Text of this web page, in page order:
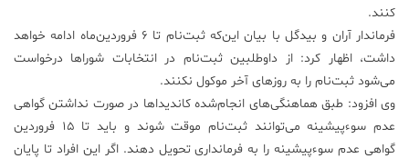
کنند.
فرماندار آران و بیدگل با بیان این‌که ثبت‌نام تا ۶ فروردین‌ماه ادامه خواهد
داشت، اظهار کرد: از داوطلبین ثبت‌نام در انتخابات شوراها درخواست
می‌شود ثبت‌نام را به روزهای آخر موکول نکنند.
وی افزود: طبق هماهنگی‌های انجام‌شده کاندیداها در صورت نداشتن گواهی
عدم سوء‌پیشینه می‌توانند ثبت‌نام موقت شوند و باید تا ۱۵ فروردین
گواهی عدم سوءپیشینه را به فرمانداری تحویل دهند. اگر این افراد تا پایان